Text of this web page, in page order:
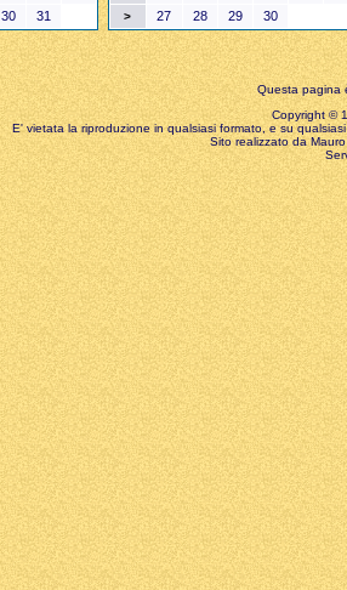
30 31 > 27 28 29 30
Questa pagina
Copyright ©
E' vietata la riproduzione in qualsiasi formato, e su
Sito realizzato da